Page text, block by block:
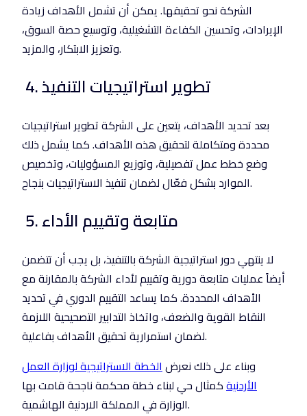
الشركة نحو تحقيقها. يمكن أن تشمل الأهداف زيادة
الإيرادات، وتحسين الكفاءة التشغيلية، وتوسيع حصة السوق،
وتعزيز الابتكار، والمزيد.
4. تطوير استراتيجيات التنفيذ
بعد تحديد الأهداف، يتعين على الشركة تطوير استراتيجيات
محددة ومتكاملة لتحقيق هذه الأهداف. كما يشمل ذلك
وضع خطط عمل تفصيلية، وتوزيع المسؤوليات، وتخصيص
الموارد بشكل فعّال لضمان تنفيذ الاستراتيجيات بنجاح.
5. متابعة وتقييم الأداء
لا ينتهي دور استراتيجية الشركة بالتنفيذ، بل يجب أن تتضمن
أيضاً عمليات متابعة دورية وتقييم لأداء الشركة بالمقارنة مع
الأهداف المحددة. كما يساعد التقييم الدوري في تحديد
النقاط القوية والضعف، واتخاذ التدابير التصحيحية اللازمة
لضمان استمرارية تحقيق الأهداف بفاعلية.
وبناء على ذلك نعرضالخطة الاستراتيجية لوزارة العمل
الأردنيةكمثال حي لبناء خطة محكمة ناجحة قامت بها
الوزارة في المملكة الاردنية الهاشمية.